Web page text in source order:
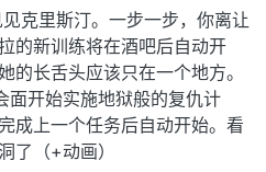
克里斯汀。一步一步，你离让
的新训练将在酒吧后自动开
的长舌头应该只在一个地方。
面开始实施地狱般的复仇计
成上一个任务后自动开始。看
了（+动画）